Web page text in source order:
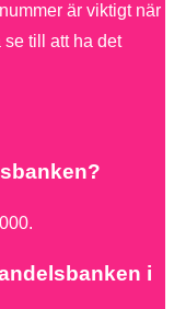
är viktigt när
till att ha det
i